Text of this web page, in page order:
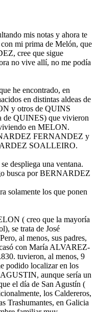
mis notas y ahora te
mi prima de Melón, que
cree que sigue
no vive allí, no me podía
he encontrado, en
en distintas aldeas de
y otros de QUINS
de QUINES) que vivieron
en MELON.
FERNANDEZ y
SOALLEIRO.
despliega una ventana.
busca por BERNARDEZ
solamente los que ponen
( creo que la mayoría
se trata de José
al menos, sus padres,
con María ALVAREZ-
tuvieron, al menos, 9
podido localizar en los
aunque sería un
el día de San Agustín (
los Caldereros,
Trashumantes, en Galicia